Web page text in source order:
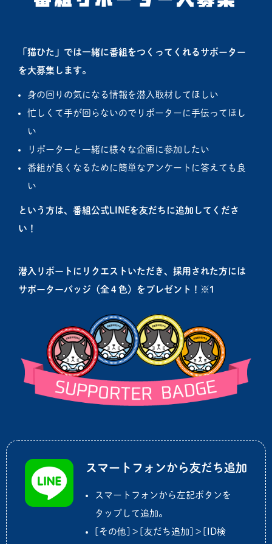
「猫ひた」では一緒に番組をつくってくれるサポーター
を大募集します。
身の回りの気になる情報を潜入取材してほしい
忙しくて手が回らないのでリポーターに手伝ってほし
い
リポーターと一緒に様々な企画に参加したい
番組が良くなるために簡単なアンケートに答えても良
い
という方は、番組公式LINEを友だちに追加してくださ
い！
潜入リポートにリクエストいただき、採用された方には
サポーターバッジ（全４色）をプレゼント！※1
スマートフォンから友だち追加
スマートフォンから左記ボタンを
タップして追加。
[その他]＞[友だち追加]＞[ID検